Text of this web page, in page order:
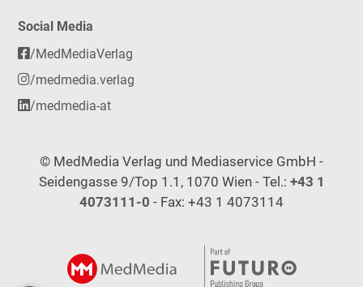
Social Media
/MedMediaVerlag
/medmedia.verlag
/medmedia-at
© MedMedia Verlag und Mediaservice GmbH -
Seidengasse 9/Top 1.1, 1070 Wien - Tel.: +43 1
4073111-0 - Fax: +43 1 4073114